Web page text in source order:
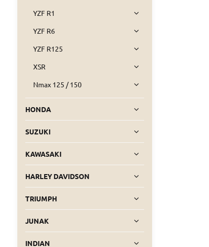
YZF R1
YZF R6
YZF R125
XSR
Nmax 125 / 150
HONDA
SUZUKI
KAWASAKI
HARLEY DAVIDSON
TRIUMPH
JUNAK
INDIAN